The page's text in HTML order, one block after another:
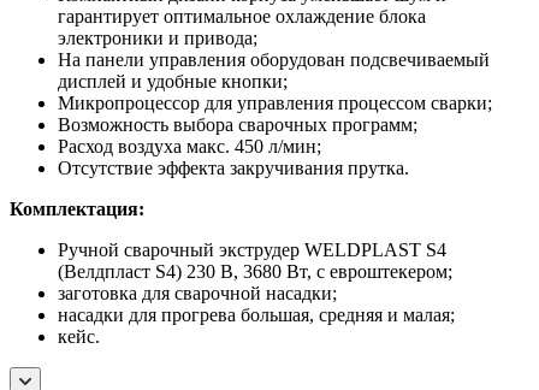
гарантирует оптимальное охлаждение блока
электроники и привода;
На панели управления оборудован подсвечиваемый
дисплей и удобные кнопки;
Микропроцессор для управления процессом сварки;
Возможность выбора сварочных программ;
Расход воздуха макс. 450 л/мин;
Отсутствие эффекта закручивания прутка.
Комплектация:
Ручной сварочный экструдер WELDPLAST S4
(Велдпласт S4) 230 В, 3680 Вт, с евроштекером;
заготовка для сварочной насадки;
насадки для прогрева большая, средняя и малая;
кейс.